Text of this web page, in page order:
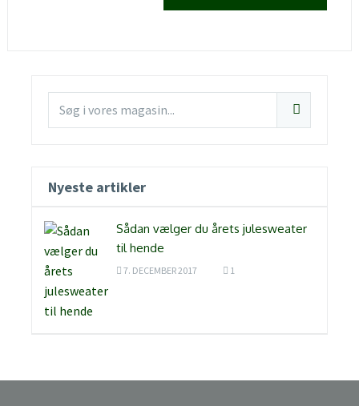
Nyeste artikler
Sådan vælger du årets julesweater
til hende
7. DECEMBER 2017 1